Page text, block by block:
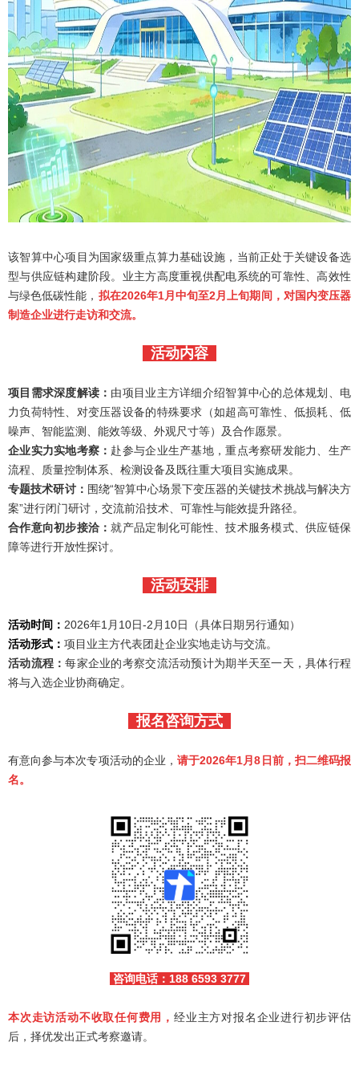
该智算中心项目为国家级重点算力基础设施，当前正处于关键设备选
型与供应链构建阶段。业主方高度重视供配电系统的可靠性、高效性
与绿色低碳性能， 拟在2026年1月中旬至2月上旬期间，对国内变压器
制造企业进行走访和交流。
活动内容
项目需求深度解读： 由项目业主方详细介绍智算中心的总体规划、电
力负荷特性、对变压器设备的特殊要求（如超高可靠性、低损耗、低
噪声、智能监测、能效等级、外观尺寸等）及合作愿景。
企业实力实地考察： 赴参与企业生产基地，重点考察研发能力、生产
流程、质量控制体系、检测设备及既往重大项目实施成果。
专题技术研讨： 围绕“智算中心场景下变压器的关键技术挑战与解决方
案”进行闭门研讨，交流前沿技术、可靠性与能效提升路径。
合作意向初步接洽：就产品定制化可能性、技术服务模式、供应链保
障等进行开放性探讨。
活动安排
活动时间： 2026年1月10日-2月10日
（具体日期另行通知）
活动形式： 项目业主方代表团赴企业实地走访与交流。
活动流程：每家企业的考察交流活动预计为期半天至一天，具体行程
将与入选企业协商确定。
报名咨询方式
有意向参与本次专项活动的企业，请于2026年1月8日前，扫二维码报
名。
咨询电话：188 6593 3777
本次走访活动不收取任何费用 ，经业主方对报名企业进行初步评估
后，择优发出正式考察邀请。